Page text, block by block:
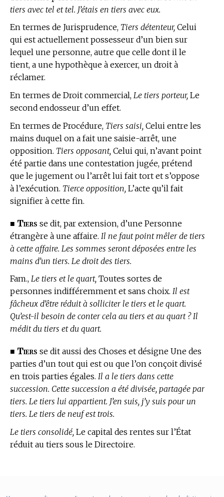
tiers avec tel et tel. J’étais en tiers avec eux.
En termes de Jurisprudence, Tiers détenteur, Celui
qui est actuellement possesseur d’un bien sur
lequel une personne, autre que celle dont il le
tient, a une hypothèque à exercer, un droit à
réclamer.
En termes de Droit commercial, Le tiers porteur, Le
second endosseur d’un effet.
En termes de Procédure, Tiers saisi, Celui entre les
mains duquel on a fait une saisie-arrêt, une
opposition. Tiers opposant, Celui qui, n’avant point
été partie dans une contestation jugée, prétend
que le jugement ou l’arrêt lui fait tort et s’oppose
à l’exécution. Tierce opposition, L’acte qu’il fait
signifier à cette fin.
■ Tiers se dit, par extension, d’une Personne
étrangère à une affaire. Il ne faut point mêler de tiers
à cette affaire. Les sommes seront déposées entre les
mains d’un tiers. Le droit des tiers.
Fam., Le tiers et le quart, Toutes sortes de
personnes indifféremment et sans choix. Il est
fâcheux d’être réduit à solliciter le tiers et le quart.
Qu’est-il besoin de conter cela au tiers et au quart ? Il
médit du tiers et du quart.
■ Tiers se dit aussi des Choses et désigne Une des
parties d’un tout qui est ou que l’on conçoit divisé
en trois parties égales. Il a le tiers dans cette
succession. Cette succession a été divisée, partagée par
tiers. Le tiers lui appartient. J’en suis, j’y suis pour un
tiers. Le tiers de neuf est trois.
Le tiers consolidé, Le capital des rentes sur l’État
réduit au tiers sous le Directoire.